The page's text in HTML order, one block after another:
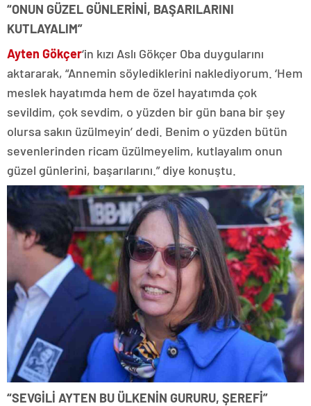
“ONUN GÜZEL GÜNLERİNİ, BAŞARILARINI
KUTLAYALIM”
Ayten Gökçer‘in kızı Aslı Gökçer Oba duygularını
aktararak, “Annemin söylediklerini naklediyorum. ‘Hem
meslek hayatımda hem de özel hayatımda çok
sevildim, çok sevdim, o yüzden bir gün bana bir şey
olursa sakın üzülmeyin’ dedi. Benim o yüzden bütün
sevenlerinden ricam üzülmeyelim, kutlayalım onun
güzel günlerini, başarılarını.” diye konuştu.
“SEVGİLİ AYTEN BU ÜLKENİN GURURU, ŞEREFİ”